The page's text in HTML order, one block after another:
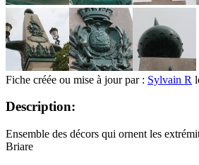
Fiche créée ou mise à jour par : Sylvain R
Description:
Ensemble des décors qui ornent les
Briare